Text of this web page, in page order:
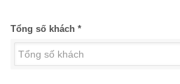
Tổng số khách *